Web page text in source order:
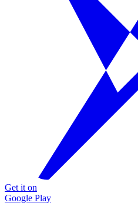
Get it on
Google Play